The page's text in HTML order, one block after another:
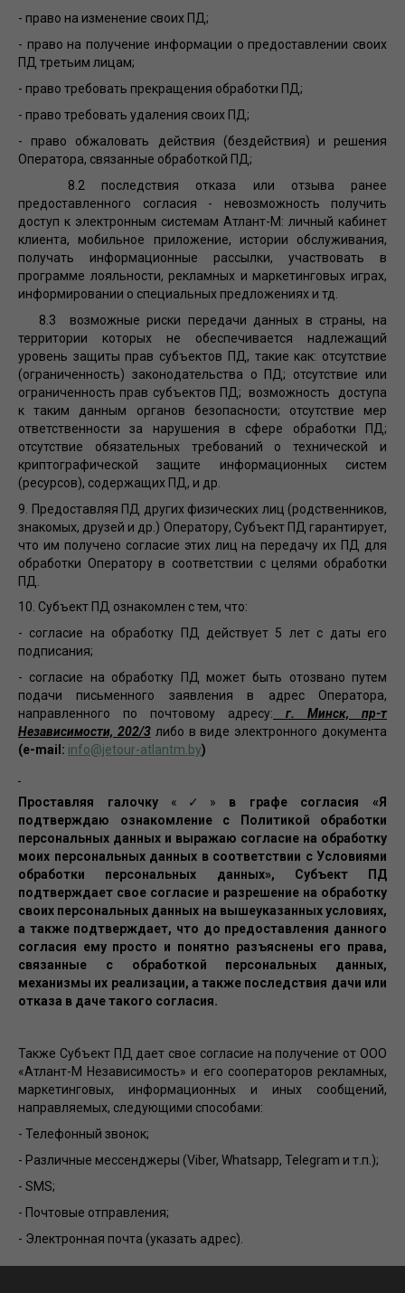
- право на изменение своих ПД;
- право на получение информации о предоставлении своих
ПД третьим лицам;
- право требовать прекращения обработки ПД;
- право требовать удаления своих ПД;
- право обжаловать действия (бездействия) и решения
Оператора, связанные обработкой ПД;
8.2 последствия отказа или отзыва ранее
предоставленного согласия - невозможность получить
доступ к электронным системам Атлант-М: личный кабинет
клиента, мобильное приложение, истории обслуживания,
получать информационные рассылки, участвовать в
программе лояльности, рекламных и маркетинговых играх,
информировании о специальных предложениях и тд.
8.3 возможные риски передачи данных в страны, на
территории которых не обеспечивается надлежащий
уровень защиты прав субъектов ПД, такие как: отсутствие
(ограниченность) законодательства о ПД; отсутствие или
ограниченность прав субъектов ПД; возможность доступа
к таким данным органов безопасности; отсутствие мер
ответственности за нарушения в сфере обработки ПД;
отсутствие обязательных требований о технической и
криптографической защите информационных систем
(ресурсов), содержащих ПД, и др.
9. Предоставляя ПД других физических лиц (родственников,
знакомых, друзей и др.) Оператору, Субъект ПД гарантирует,
что им получено согласие этих лиц на передачу их ПД для
обработки Оператору в соответствии с целями обработки
ПД.
10. Субъект ПД ознакомлен с тем, что:
- согласие на обработку ПД действует 5 лет с даты его
подписания;
- согласие на обработку ПД может быть отозвано путем
подачи письменного заявления в адрес Оператора,
направленного по почтовому адресу: г. Минск, пр-т
Независимости, 202/3либо в виде электронного документа
(e-mail: info@jetour-atlantm.by)
Проставляя галочку «✓» в графе согласия «Я
подтверждаю ознакомление с Политикой обработки
персональных данных и выражаю согласие на обработку
моих персональных данных в соответствии с Условиями
обработки персональных данных», Субъект ПД
подтверждает свое согласие и разрешение на обработку
своих персональных данных на вышеуказанных условиях,
а также подтверждает, что до предоставления данного
согласия ему просто и понятно разъяснены его права,
связанные с обработкой персональных данных,
механизмы их реализации, а также последствия дачи или
отказа в даче такого согласия.
Также Субъект ПД дает свое согласие на получение от ООО
«Атлант-М Независимость» и его сооператоров рекламных,
маркетинговых, информационных и иных сообщений,
направляемых, следующими способами:
- Телефонный звонок;
- Различные мессенджеры (Viber, Whatsapp, Telegram и т.п.);
- SMS;
- Почтовые отправления;
- Электронная почта (указать адрес).